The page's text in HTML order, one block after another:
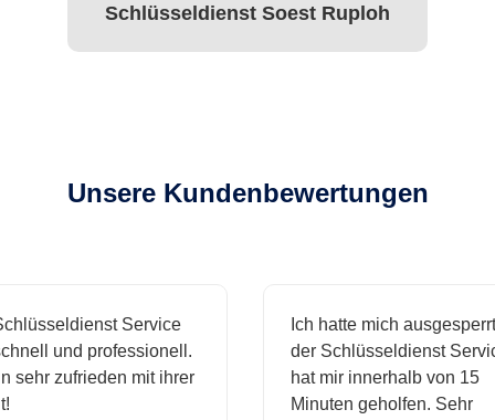
Schlüsseldienst Soest Ruploh
Unsere Kundenbewertungen
Service
und professionell.
zufrieden mit ihrer
Ich hatte mich ausgesperrt
der Schlüsseldienst Service
hat mir innerhalb von 15
Minuten geholfen. Sehr